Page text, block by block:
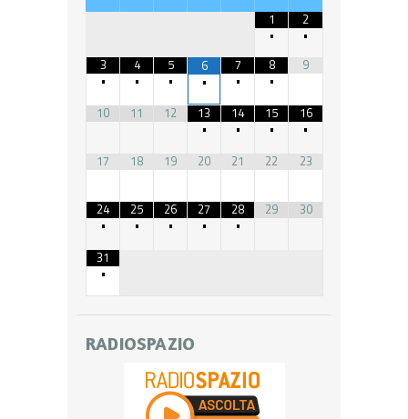
1
•
2
•
3
•
4
•
5
•
6
•
7
•
8
•
9
10 11 12
13
•
14
•
15
•
16
•
17
18 19 20 21 22 23
24
•
25
•
26
•
27
•
28
•
29 30
31
•
RADIOSPAZIO